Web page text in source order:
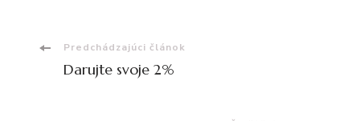
Navigácia
Predchádzajúci článok
Darujte svoje 2%